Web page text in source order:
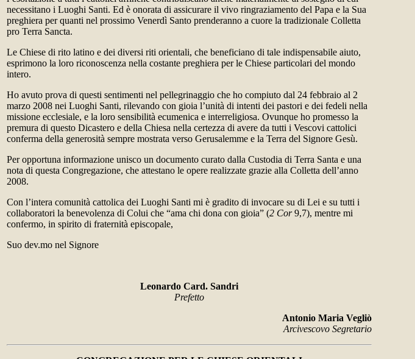
necessitano i Luoghi Santi. Ed è onorata di assicurare il vivo ringraziamento del Papa e la Sua
preghiera per quanti nel prossimo Venerdì Santo prenderanno a cuore la tradizionale Colletta
pro Terra Sancta.
Le Chiese di rito latino e dei diversi riti orientali, che beneficiano di tale indispensabile aiuto,
esprimono la loro riconoscenza nella costante preghiera per le Chiese particolari del mondo
intero.
Ho avuto prova di questi sentimenti nel pellegrinaggio che ho compiuto dal 24 febbraio al 2
marzo 2008 nei Luoghi Santi, rilevando con gioia l’unità di intenti dei pastori e dei fedeli nella
missione ecclesiale, e la loro sensibilità ecumenica e interreligiosa. Ovunque ho promesso la
premura di questo Dicastero e della Chiesa nella certezza di avere da tutti i Vescovi cattolici
conferma della generosità sempre mostrata verso Gerusalemme e la Terra del Signore Gesù.
Per opportuna informazione unisco un documento curato dalla Custodia di Terra Santa e una
nota di questa Congregazione, che attestano le opere realizzate grazie alla Colletta dell’anno
2008.
Con l’intera comunità cattolica dei Luoghi Santi mi è gradito di invocare su di Lei e su tutti i
collaboratori la benevolenza di Colui che “ama chi dona con gioia” (2 Cor9,7), mentre mi
confermo, in spirito di fraternità episcopale,
Suo dev.mo nel Signore
Leonardo Card. Sandri
Prefetto
Antonio Maria Vegliò
Arcivescovo Segretario